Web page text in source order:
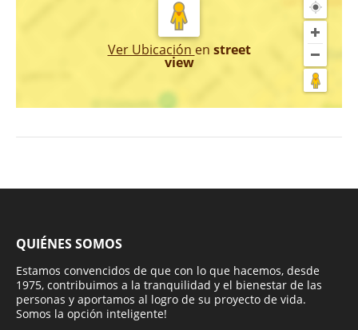
Ver Ubicación en street
view
QUIÉNES SOMOS
Estamos convencidos de que con lo que hacemos, desde
1975, contribuimos a la tranquilidad y el bienestar de las
personas y aportamos al logro de su proyecto de vida.
Somos la opción inteligente!